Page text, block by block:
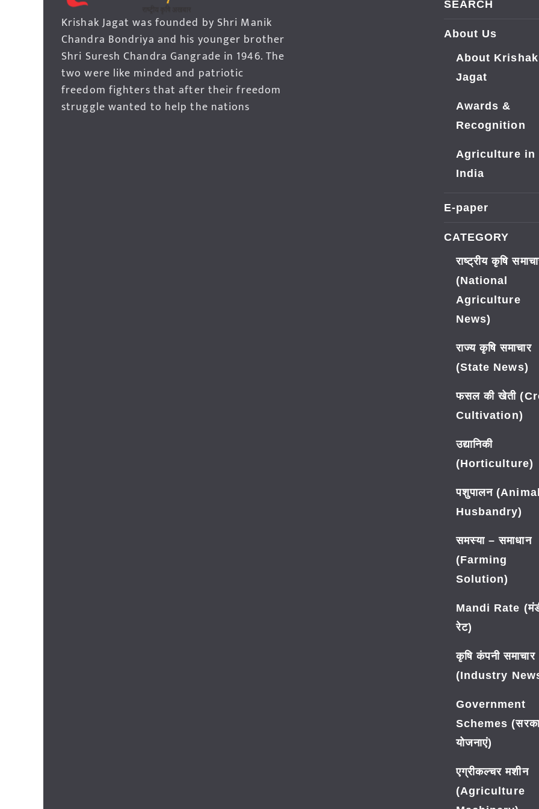
Krishak Jagat was founded by Shri Manik
Chandra Bondriya and his younger brother
Shri Suresh Chandra Gangrade in 1946. The
two were like minded and patriotic
freedom fighters that after their freedom
struggle wanted to help the nations
SEARCH
About Us
About Krishak
Jagat
Awards &
Recognition
Agriculture in
India
E-paper
CATEGORY
राष्ट्रीय कृषि
(National
Agriculture
News)
राज्य कृषि समाचार
(State News)
फसल की खेती
Cultivation)
उद्यानिकी
(Horticulture)
पशुपालन (Animal
Husbandry)
समस्या – समाधान
(Farming
Solution)
Mandi Rate
रेट)
कृषि कंपनी समाचार
(Industry
Government
Schemes
योजनाएं)
एग्रीकल्चर मशीन
(Agriculture